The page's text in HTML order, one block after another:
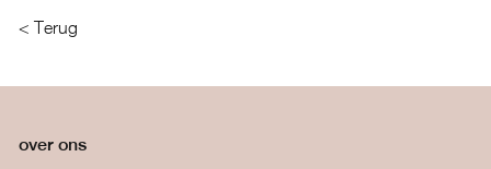
< Terug
over ons